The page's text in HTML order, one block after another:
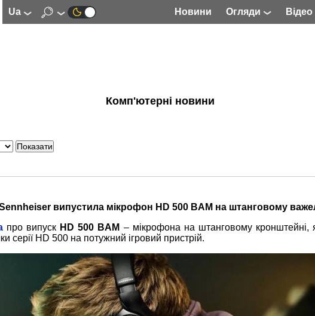
ua Новини Огляди Відео
Комп'ютерні новини
випустила мікрофон HD 500 BAM на штанговому
про випуск HD 500 BAM – мікрофона на штанговому кронштейні,
серії HD 500 на потужний ігровий пристрій.